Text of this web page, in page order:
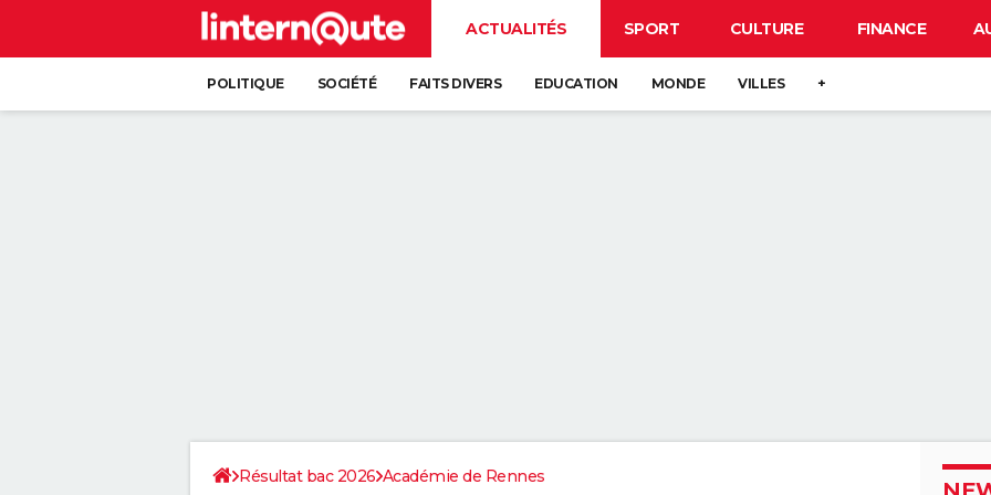
ACTUALITÉS SPORT CULTURE FINANCE
POLITIQUE SOCIÉTÉ FAITS DIVERS EDUCATION MONDE VILLES +
Résultat bac 2026 Académie de Rennes